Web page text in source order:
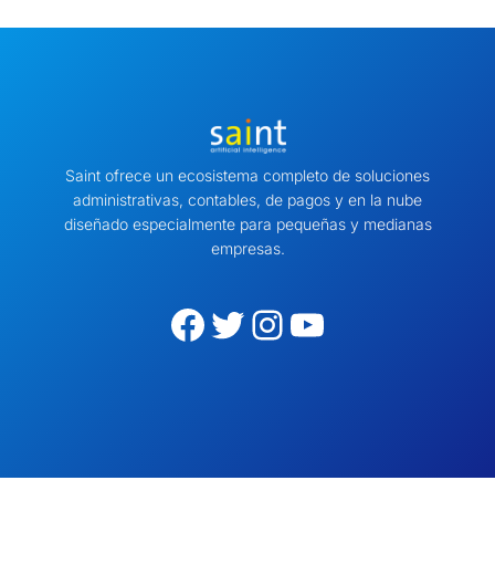
Saint ofrece un ecosistema completo de soluciones
administrativas, contables, de pagos y en la nube
diseñado especialmente para pequeñas y medianas
empresas.
Facebook Twitter Instagram YouTube